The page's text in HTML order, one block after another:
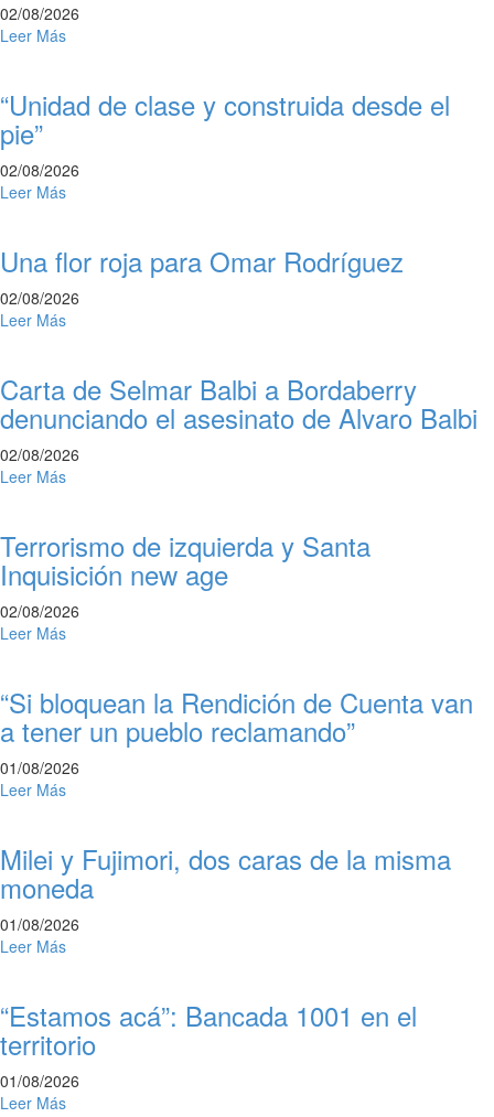
02/08/2026
Leer Más
“Unidad de clase y construida desde el
pie”
02/08/2026
Leer Más
Una flor roja para Omar Rodríguez
02/08/2026
Leer Más
Carta de Selmar Balbi a Bordaberry
denunciando el asesinato de Alvaro Balbi
02/08/2026
Leer Más
Terrorismo de izquierda y Santa
Inquisición new age
02/08/2026
Leer Más
“Si bloquean la Rendición de Cuenta van
a tener un pueblo reclamando”
01/08/2026
Leer Más
Milei y Fujimori, dos caras de la misma
moneda
01/08/2026
Leer Más
“Estamos acá”: Bancada 1001 en el
territorio
01/08/2026
Leer Más